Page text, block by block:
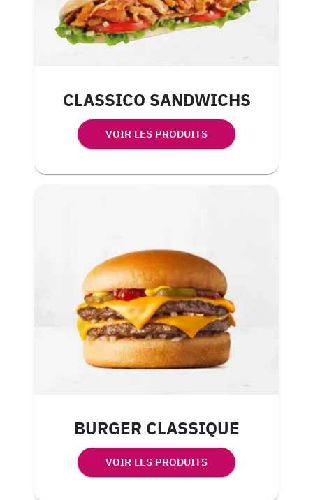
CLASSICO SANDWICHS
VOIR LES PRODUITS
BURGER CLASSIQUE
VOIR LES PRODUITS